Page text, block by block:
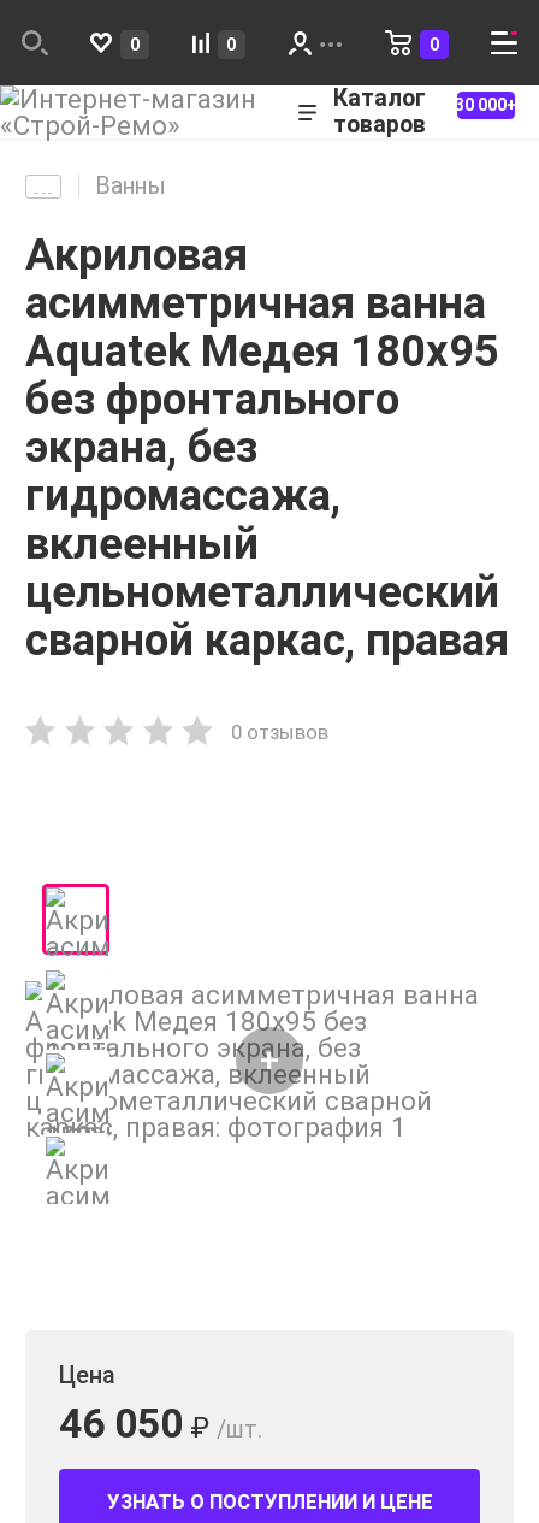
0 0 0
Каталог
товаров
30 000+
Ванны
Акриловая
асимметричная ванна
Aquatek Медея 180х95
без фронтального
экрана, без
гидромассажа,
вклеенный
цельнометаллический
сварной каркас, правая
0 отзывов
Цена
46 050 ₽ /шт.
УЗНАТЬ О ПОСТУПЛЕНИИ И ЦЕНЕ